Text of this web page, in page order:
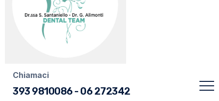
Chiamaci
393 9810086 - 06 272342